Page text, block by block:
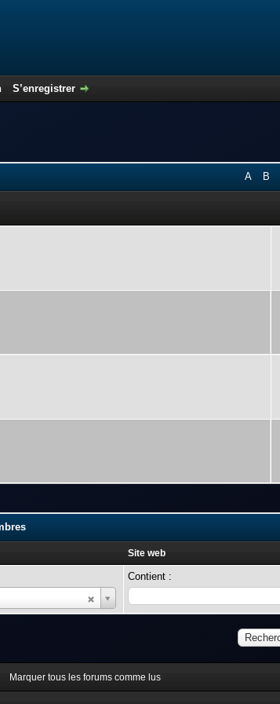
S’enregistrer
A B
Site web
Contient :
Marquer tous les forums comme lus